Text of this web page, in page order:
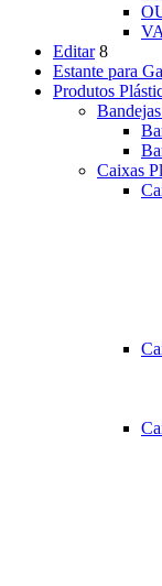
Editar 8
Estante para
Produtos
Caixas